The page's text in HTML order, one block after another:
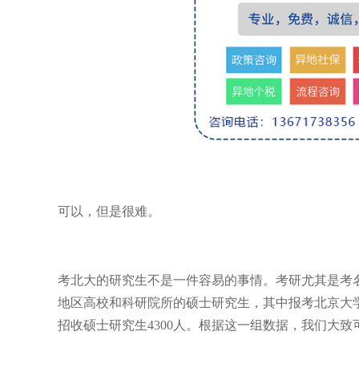
可以，但是很难。
考北大的研究生不是一件容易的事情。考研尤其是
地区高校和科研院所的硕士研究生，其中报考北京
招收硕士研究生4300人。根据这一组数据，我们大致